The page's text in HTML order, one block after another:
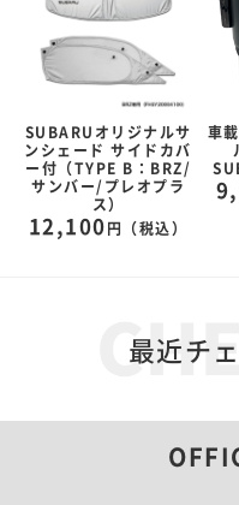
SUBARUオリジナルサ
ンシェード サイドカバ
ー付（TYPE B：BRZ/
サンバー/プレオプラ
ス）
12,100 円（税込）
車
最近チ